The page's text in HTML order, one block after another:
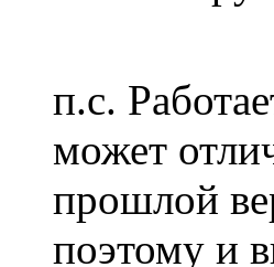
п.с.
может
прошлой
поэтому и